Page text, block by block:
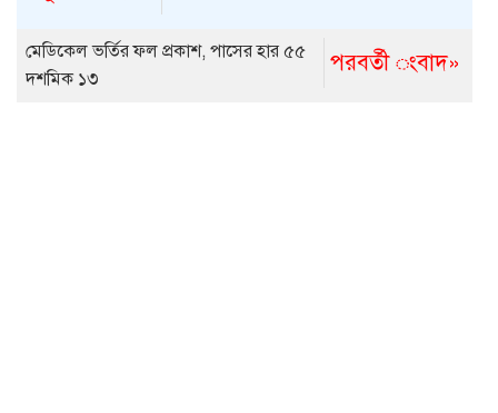
পরবর্তী ংবাদ»
মেডিকেল ভর্তির ফল প্রকাশ, পাসের হার ৫৫
দশমিক ১৩